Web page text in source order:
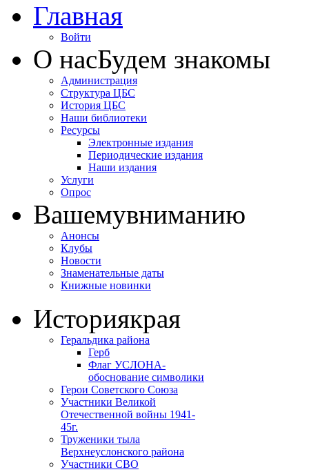
Главная
Войти
О насБудем знакомы
Администрация
Структура ЦБС
История ЦБС
Наши библиотеки
Ресурсы
Электронные издания
Периодические издания
Наши издания
Услуги
Опрос
Вашемувниманию
Анонсы
Клубы
Новости
Знаменательные даты
Книжные новинки
Историякрая
Геральдика района
Герб
Флаг УСЛОНА-
обоснование символики
Герои Советского Союза
Участники Великой
Отечественной войны 1941-
45г.
Труженики тыла
Верхнеуслонского района
Участники СВО